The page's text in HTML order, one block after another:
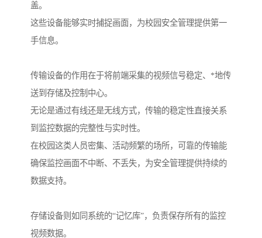
盖。
这些设备能够实时捕捉画面，为校园安全管理提供第一
手信息。
传输设备的作用在于将前端采集的视频信号稳定、*地传
送到存储及控制中心。
无论是通过有线还是无线方式，传输的稳定性直接关系
到监控数据的完整性与实时性。
在校园这类人员密集、活动频繁的场所，可靠的传输能
确保监控画面不中断、不丢失，为安全管理提供持续的
数据支持。
存储设备则如同系统的“记忆库”，负责保存所有的监控
视频数据。